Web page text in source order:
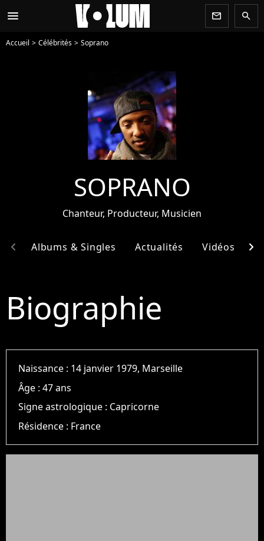
menu newsletter search
Accueil Célébrités Soprano
SOPRANO
Chanteur, Producteur, Musicien
Albums & Singles Actualités Vidéos
chevron_left chevron_right
Biographie
Naissance : 14 janvier 1979, Marseille
Âge :47 ans
Signe astrologique : Capricorne
Résidence : France